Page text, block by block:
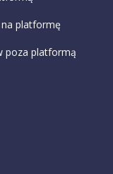
platformę
poza platformą